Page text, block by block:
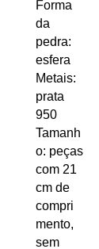
Forma
da
pedra:
esfera
Metais:
prata
950
Tamanh
o: peças
com 21
cm de
compri
mento,
sem